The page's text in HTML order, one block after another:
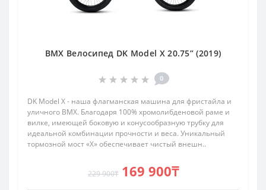
BMX Велосипед DK Model X 20.75” (2019)
0
DK Model X - наша флагманская машина для фристайла и
уличного BMX. Благодаря 100% хромолибденовой раме и
вилке, имеющей боковую и конусообразную трубку для
идеальной комбинации прочности и веса. Уникальный
тормозной мост «X» обеспечивает чистый внешн..
229 900₸ 169 900₸